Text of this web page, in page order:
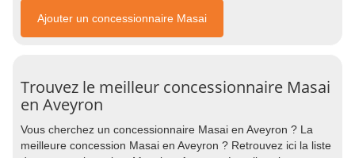
Ajouter un concessionnaire Masai
Trouvez le meilleur concessionnaire Masai
en Aveyron
Vous cherchez un concessionnaire Masai en Aveyron ? La
meilleure concession Masai en Aveyron ? Retrouvez ici la liste